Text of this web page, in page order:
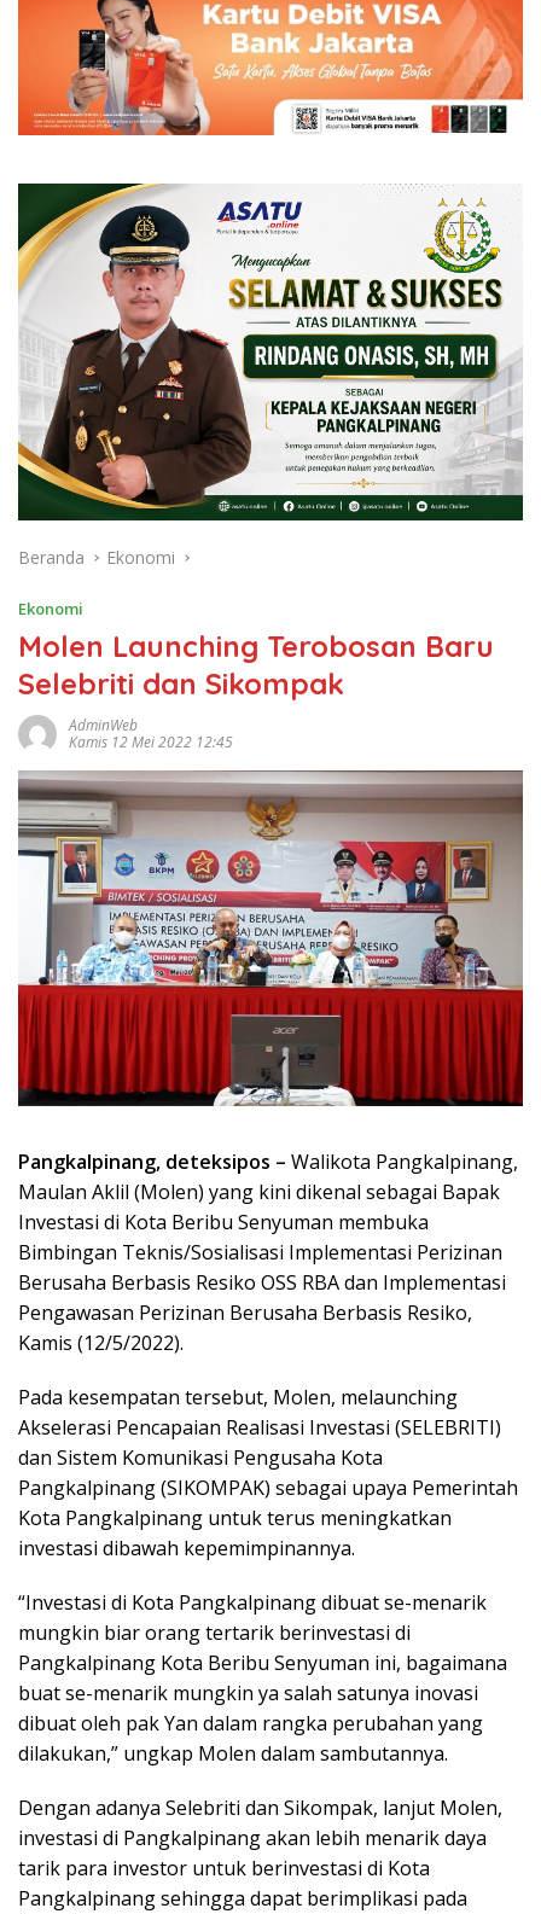
Beranda Ekonomi
Ekonomi
Molen Launching Terobosan Baru
Selebriti dan Sikompak
AdminWeb
Kamis 12 Mei 2022 12:45
Pangkalpinang, deteksipos – Walikota Pangkalpinang,
Maulan Aklil (Molen) yang kini dikenal sebagai Bapak
Investasi di Kota Beribu Senyuman membuka
Bimbingan Teknis/Sosialisasi Implementasi Perizinan
Berusaha Berbasis Resiko OSS RBA dan Implementasi
Pengawasan Perizinan Berusaha Berbasis Resiko,
Kamis (12/5/2022).
Pada kesempatan tersebut, Molen, melaunching
Akselerasi Pencapaian Realisasi Investasi (SELEBRITI)
dan Sistem Komunikasi Pengusaha Kota
Pangkalpinang (SIKOMPAK) sebagai upaya Pemerintah
Kota Pangkalpinang untuk terus meningkatkan
investasi dibawah kepemimpinannya.
“Investasi di Kota Pangkalpinang dibuat se-menarik
mungkin biar orang tertarik berinvestasi di
Pangkalpinang Kota Beribu Senyuman ini, bagaimana
buat se-menarik mungkin ya salah satunya inovasi
dibuat oleh pak Yan dalam rangka perubahan yang
dilakukan,” ungkap Molen dalam sambutannya.
Dengan adanya Selebriti dan Sikompak, lanjut Molen,
investasi di Pangkalpinang akan lebih menarik daya
tarik para investor untuk berinvestasi di Kota
Pangkalpinang sehingga dapat berimplikasi pada